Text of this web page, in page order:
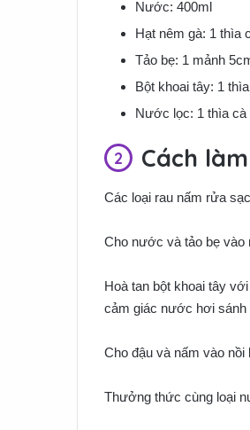
Nước: 400ml
Hạt nêm gà: 1 thìa
Tảo bẹ: 1 mảnh
Bột khoai tây: 1
Nước lọc: 1 thìa cà
Cách
Các loại rau nấm rửa
Cho nước và tảo bẹ vào
Hoà tan bột khoai tây
cảm giác nước hơi sánh
Cho đậu và nấm vào nồi
Thưởng thức cùng loại